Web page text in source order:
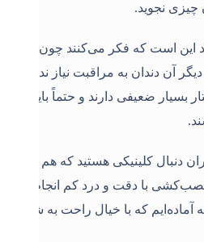
چیزی نجوید.
این است که فکر می‌کنند چون
آن دندان به مراقبت نیاز ندارد.
بسیار ضعیفی دارند و حتماً باید
دنبال کلینیکی هستید که هم
با دقت و درد کم انجام
آماده‌ایم که با خیال راحت به شما